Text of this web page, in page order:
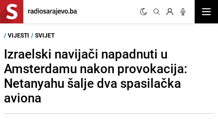
/ VIJESTI / SVIJET
Izraelski navijači napadnuti u
Amsterdamu nakon provokacija:
Netanyahu šalje dva spasilačka
aviona